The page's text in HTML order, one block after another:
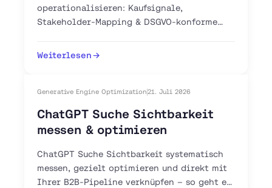
operationalisieren: Kaufsignale,
Stakeholder-Mapping & DSGVO-konforme
Pipeline aufbauen.
Weiterlesen
Generative Engine Optimization21. Juli 2026
ChatGPT Suche Sichtbarkeit
messen & optimieren
ChatGPT Suche Sichtbarkeit systematisch
messen, gezielt optimieren und direkt mit
Ihrer B2B-Pipeline verknüpfen – so geht es